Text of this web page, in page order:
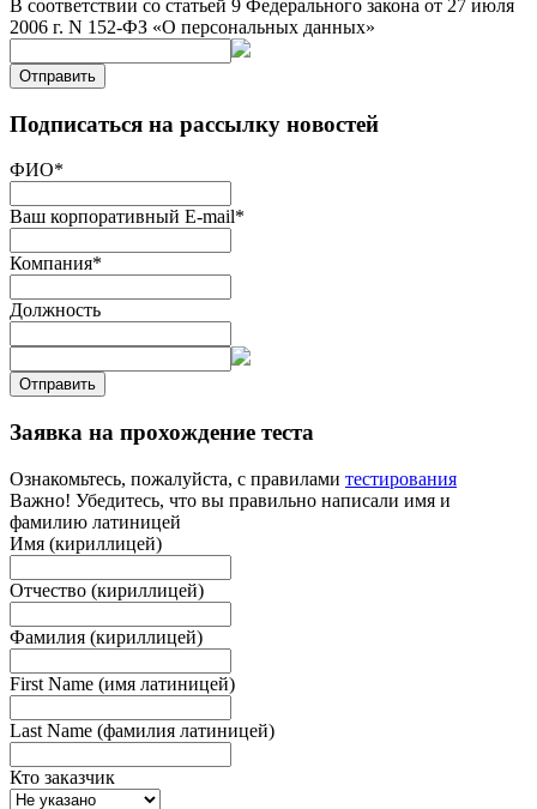
В соответствии со статьей 9 Федерального закона от 27 июля
2006 г. N 152-ФЗ «О персональных данных»
Отправить
Подписаться на рассылку новостей
ФИО*
Ваш корпоративный E-mail*
Компания*
Должность
Отправить
Заявка на прохождение теста
Ознакомьтесь, пожалуйста, с правилами тестирования
Важно! Убедитесь, что вы правильно написали имя и
фамилию латиницей
Имя (кириллицей)
Отчество (кириллицей)
Фамилия (кириллицей)
First Name (имя латиницей)
Last Name (фамилия латиницей)
Кто заказчик